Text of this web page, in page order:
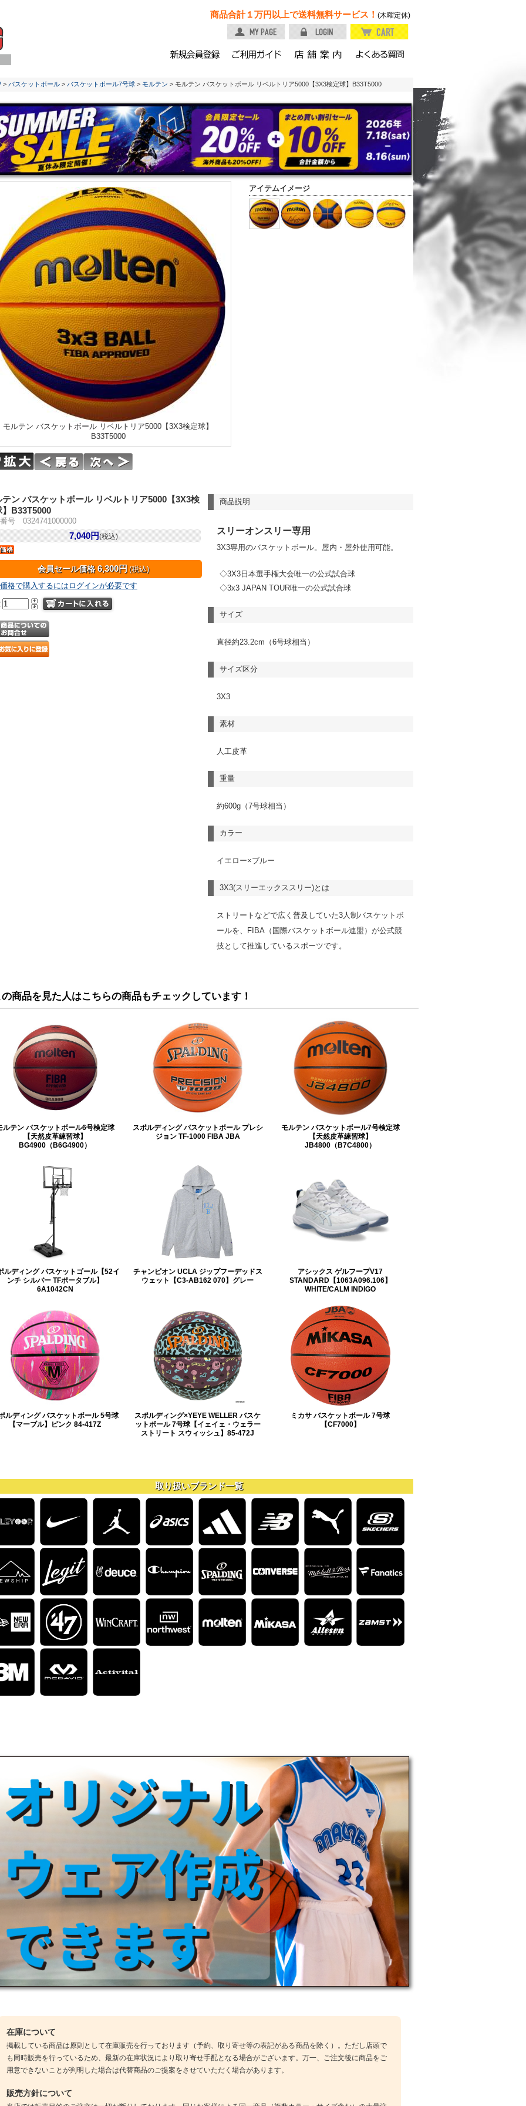
商品合計１万円以上で送料無料サービス！ (木曜定休)
> バスケットボール > バスケットボール7号球 > モルテン > モルテン バスケットボール リベルトリア5000【3X3検定球】B33T5000
アイテムイメージ
モルテン バスケットボール リベルトリア5000【3X3検定球】
B33T5000
商品説明
スリーオンスリー専用
3X3専用のバスケットボール。屋内・屋外使用可能。
◇3X3日本選手権大会唯一の公式試合球
◇3x3 JAPAN TOUR唯一の公式試合球
サイズ
直径約23.2cm（6号球相当）
サイズ区分
3X3
素材
人工皮革
重量
約600g（7号球相当）
カラー
イエロー×ブルー
3X3(スリーエックススリー)とは
ストリートなどで広く普及していた3人制バスケットボ
ールを、FIBA（国際バスケットボール連盟）が公式競
技として推進しているスポーツです。
テン バスケットボール リベルトリア5000【3X3検
】B33T5000
号 0324741000000
7,040円(税込)
会員セール価格 6,300円 (税込)
格で購入するにはログインが必要です
商品を見た人はこちらの商品もチェックしています！
ルテン バスケットボール6号検定球
【天然皮革練習球】
BG4900（B6G4900）
スポルディング バスケットボール プレシ
ジョン TF-1000 FIBA JBA
モルテン バスケットボール7号検定球
【天然皮革練習球】
JB4800（B7C4800）
ルディング バスケットゴール【52イ
ンチ シルバー TFポータブル】
6A1042CN
チャンピオン UCLA ジップフーデッドス
ウェット【C3-AB162 070】グレー
アシックス ゲルフープV17
STANDARD【1063A096.106】
WHITE/CALM INDIGO
ルディング バスケットボール 5号球
【マーブル】ピンク 84-417Z
スポルディング×YEYE WELLER バスケ
ットボール 7号球【イェイェ・ウェラー
ストリート スウィッシュ】85-472J
ミカサ バスケットボール 7号球
【CF7000】
取り扱いブランド一覧
在庫について
掲載している商品は原則として在庫販売を行っております（予約、取り寄せ等の表記がある商品を除く）。ただし店頭で
も同時販売を行っているため、最新の在庫状況により取り寄せ手配となる場合がございます。万一、ご注文後に商品をご
用意できないことが判明した場合は代替商品のご提案をさせていただく場合があります。
販売方針について